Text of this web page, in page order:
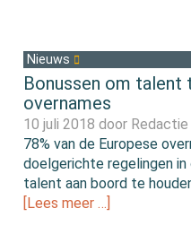
Nieuws
Bonussen om talent
overnames
10 juli 2018 door
78% van de Europese
doelgerichte regelingen in
talent aan boord te
[Lees meer …]